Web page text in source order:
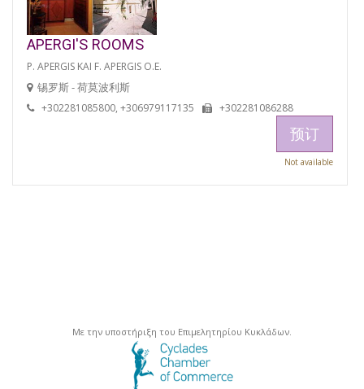
APERGI'S ROOMS
P. APERGIS KAI F. APERGIS O.E.
锡罗斯 - 荷莫波利斯
+302281085800, +306979117135 +302281086288
预订
Not available
Με την υποστήριξη του Επιμελητηρίου Κυκλάδων.